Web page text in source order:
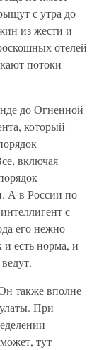
с утра до
из жести и
отелей
потоки
до Огненной
который
включая
А в России по
с
его нежно
есть норма, и
также вполне
При
тут